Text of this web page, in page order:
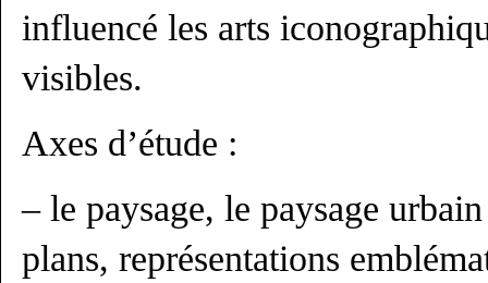
influencé les arts
visibles.
Axes d’étude :
– le paysage, le paysage
plans, représentations